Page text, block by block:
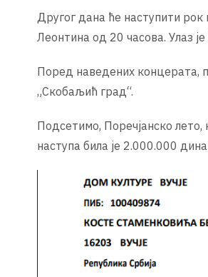
Другог дана ће наступити
Леонтина од 20 часова. Улаз је
Поред наведених концерата,
„Скобаљић град“.
Подсетимо, Поречјанско
наступа била је 2.000.000